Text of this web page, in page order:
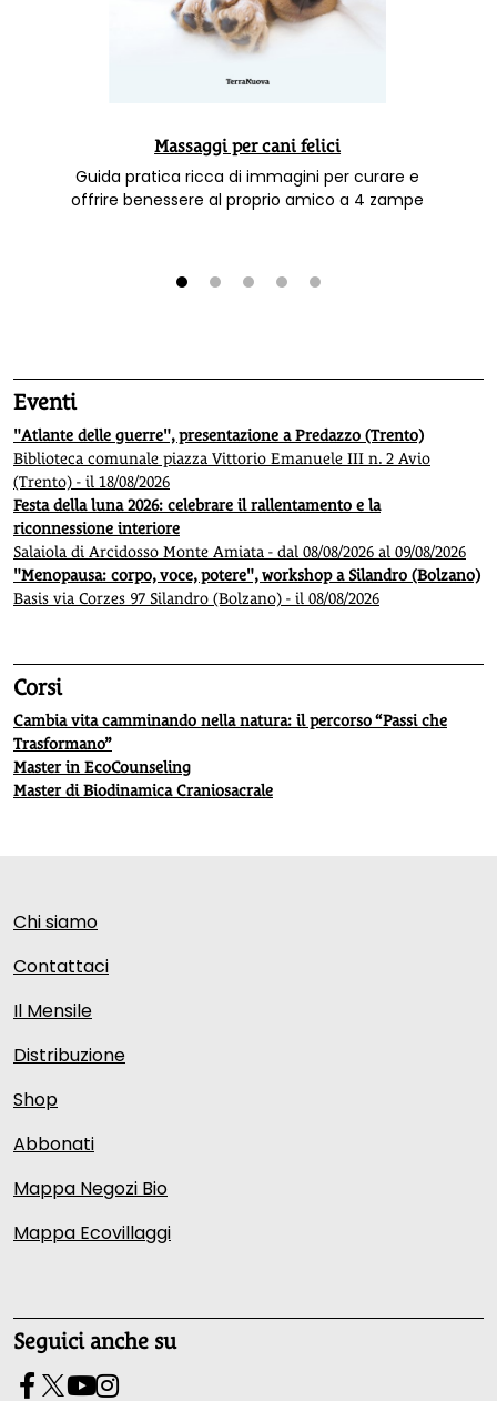
Massaggi per cani felici
Guida pratica ricca di immagini per curare e
offrire benessere al proprio amico a 4 zampe
Eventi
"Atlante delle guerre", presentazione a Predazzo (Trento)
Biblioteca comunale piazza Vittorio Emanuele III n. 2 Avio
(Trento) - il 18/08/2026
Festa della luna 2026: celebrare il rallentamento e la
riconnessione interiore
Salaiola di Arcidosso Monte Amiata - dal 08/08/2026 al 09/08/2026
"Menopausa: corpo, voce, potere", workshop a Silandro (Bolzano)
Basis via Corzes 97 Silandro (Bolzano) - il 08/08/2026
Corsi
Cambia vita camminando nella natura: il percorso “Passi che
Trasformano”
Master in EcoCounseling
Master di Biodinamica Craniosacrale
Chi siamo
Contattaci
Il Mensile
Distribuzione
Shop
Abbonati
Mappa Negozi Bio
Mappa Ecovillaggi
Seguici anche su